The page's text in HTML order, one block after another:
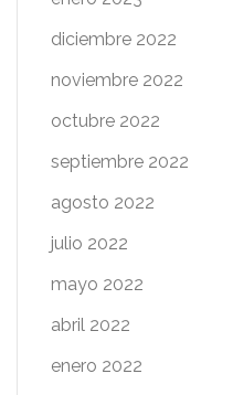
diciembre 2022
noviembre 2022
octubre 2022
septiembre 2022
agosto 2022
julio 2022
mayo 2022
abril 2022
enero 2022